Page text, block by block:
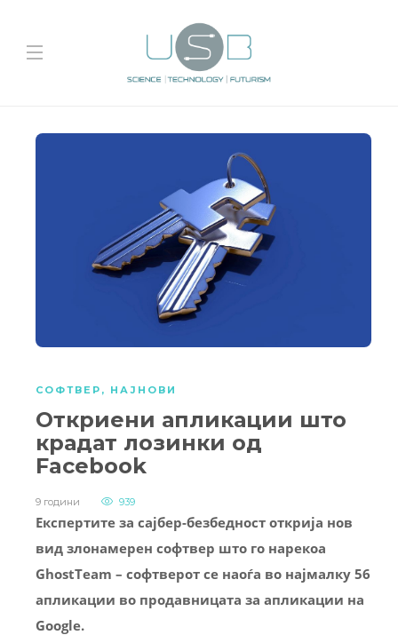
СОФТВЕР , НАЈНОВИ
Откриени апликации што
крадат лозинки од
Facebook
9 години 939
Експертите за сајбер-безбедност открија нов
вид злонамерен софтвер што го нарекоа
GhostTeam – софтверот се наоѓа во најмалку 56
апликации во продавницата за апликации на
Google.